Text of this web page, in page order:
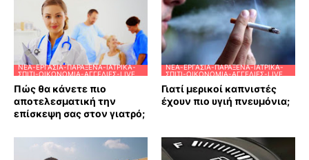
ΝΈΑ-ΕΡΓΑΣΊΑ-ΠΑΡΆΞΕΝΑ-ΙΑΤΡΙΚΆ-
ΣΠΊΤΙ-ΟΙΚΟΝΟΜΊΑ-ΑΓΓΕΛΊΕΣ-LIVE
Πώς θα κάνετε πιο
αποτελεσματική την
επίσκεψη σας στον γιατρό;
ΝΈΑ-ΕΡΓΑΣΊΑ-ΠΑΡΆΞΕΝΑ-ΙΑΤΡΙΚΆ-
ΣΠΊΤΙ-ΟΙΚΟΝΟΜΊΑ-ΑΓΓΕΛΊΕΣ-LIVE
Γιατί μερικοί καπνιστές
έχουν πιο υγιή πνευμόνια;